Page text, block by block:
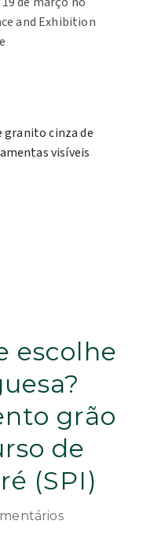
and Exhibition
escolhe
grão
de
(SPI)